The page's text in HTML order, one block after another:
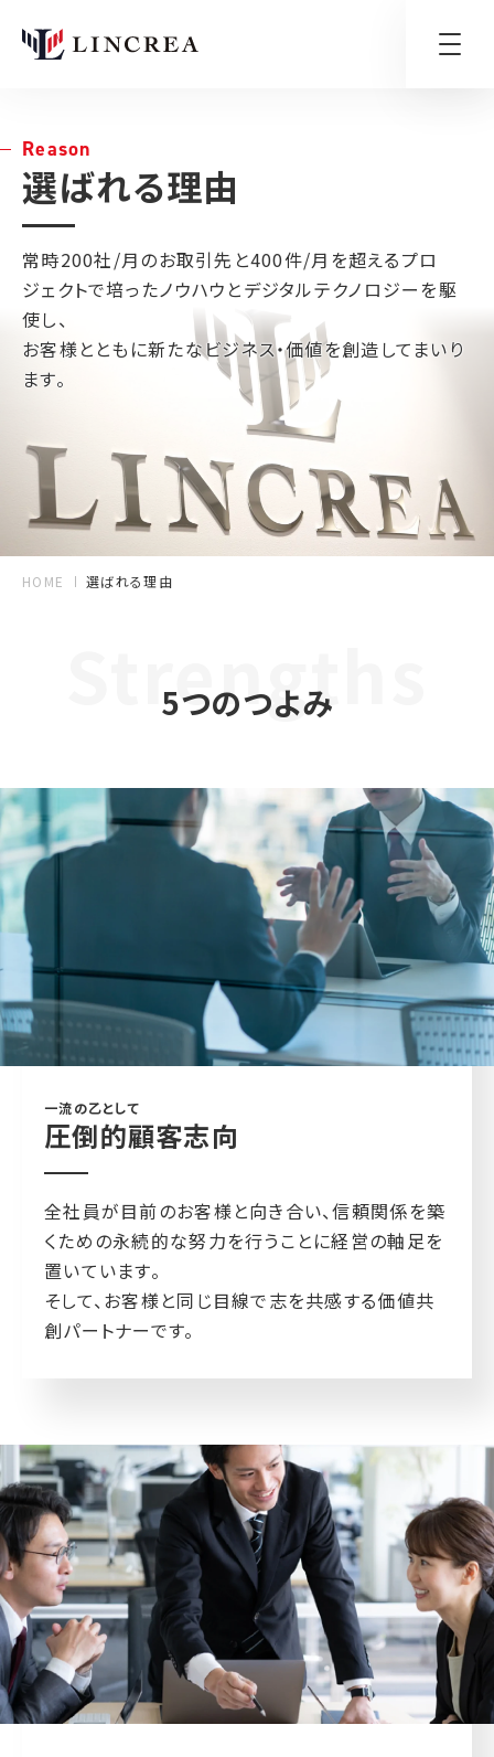
HOME 選ばれる理由
Reason
選ばれる理由
常時200社/月のお取引先と400件/月を超えるプロ
ジェクトで培ったノウハウとデジタルテクノロジーを駆
使し、
お客様とともに新たなビジネス・価値を創造してまいり
ます。
Strengths
5つのつよみ
一流の乙として
圧倒的顧客志向
全社員が目前のお客様と向き合い、信頼関係を築
くための永続的な努力を行うことに経営の軸足を
置いています。
そして、お客様と同じ目線で志を共感する価値共
創パートナーです。